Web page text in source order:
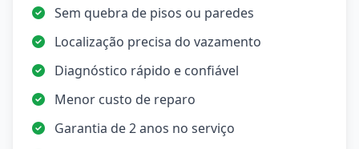
Sem quebra de pisos ou paredes
Localização precisa do vazamento
Diagnóstico rápido e confiável
Menor custo de reparo
Garantia de 2 anos no serviço